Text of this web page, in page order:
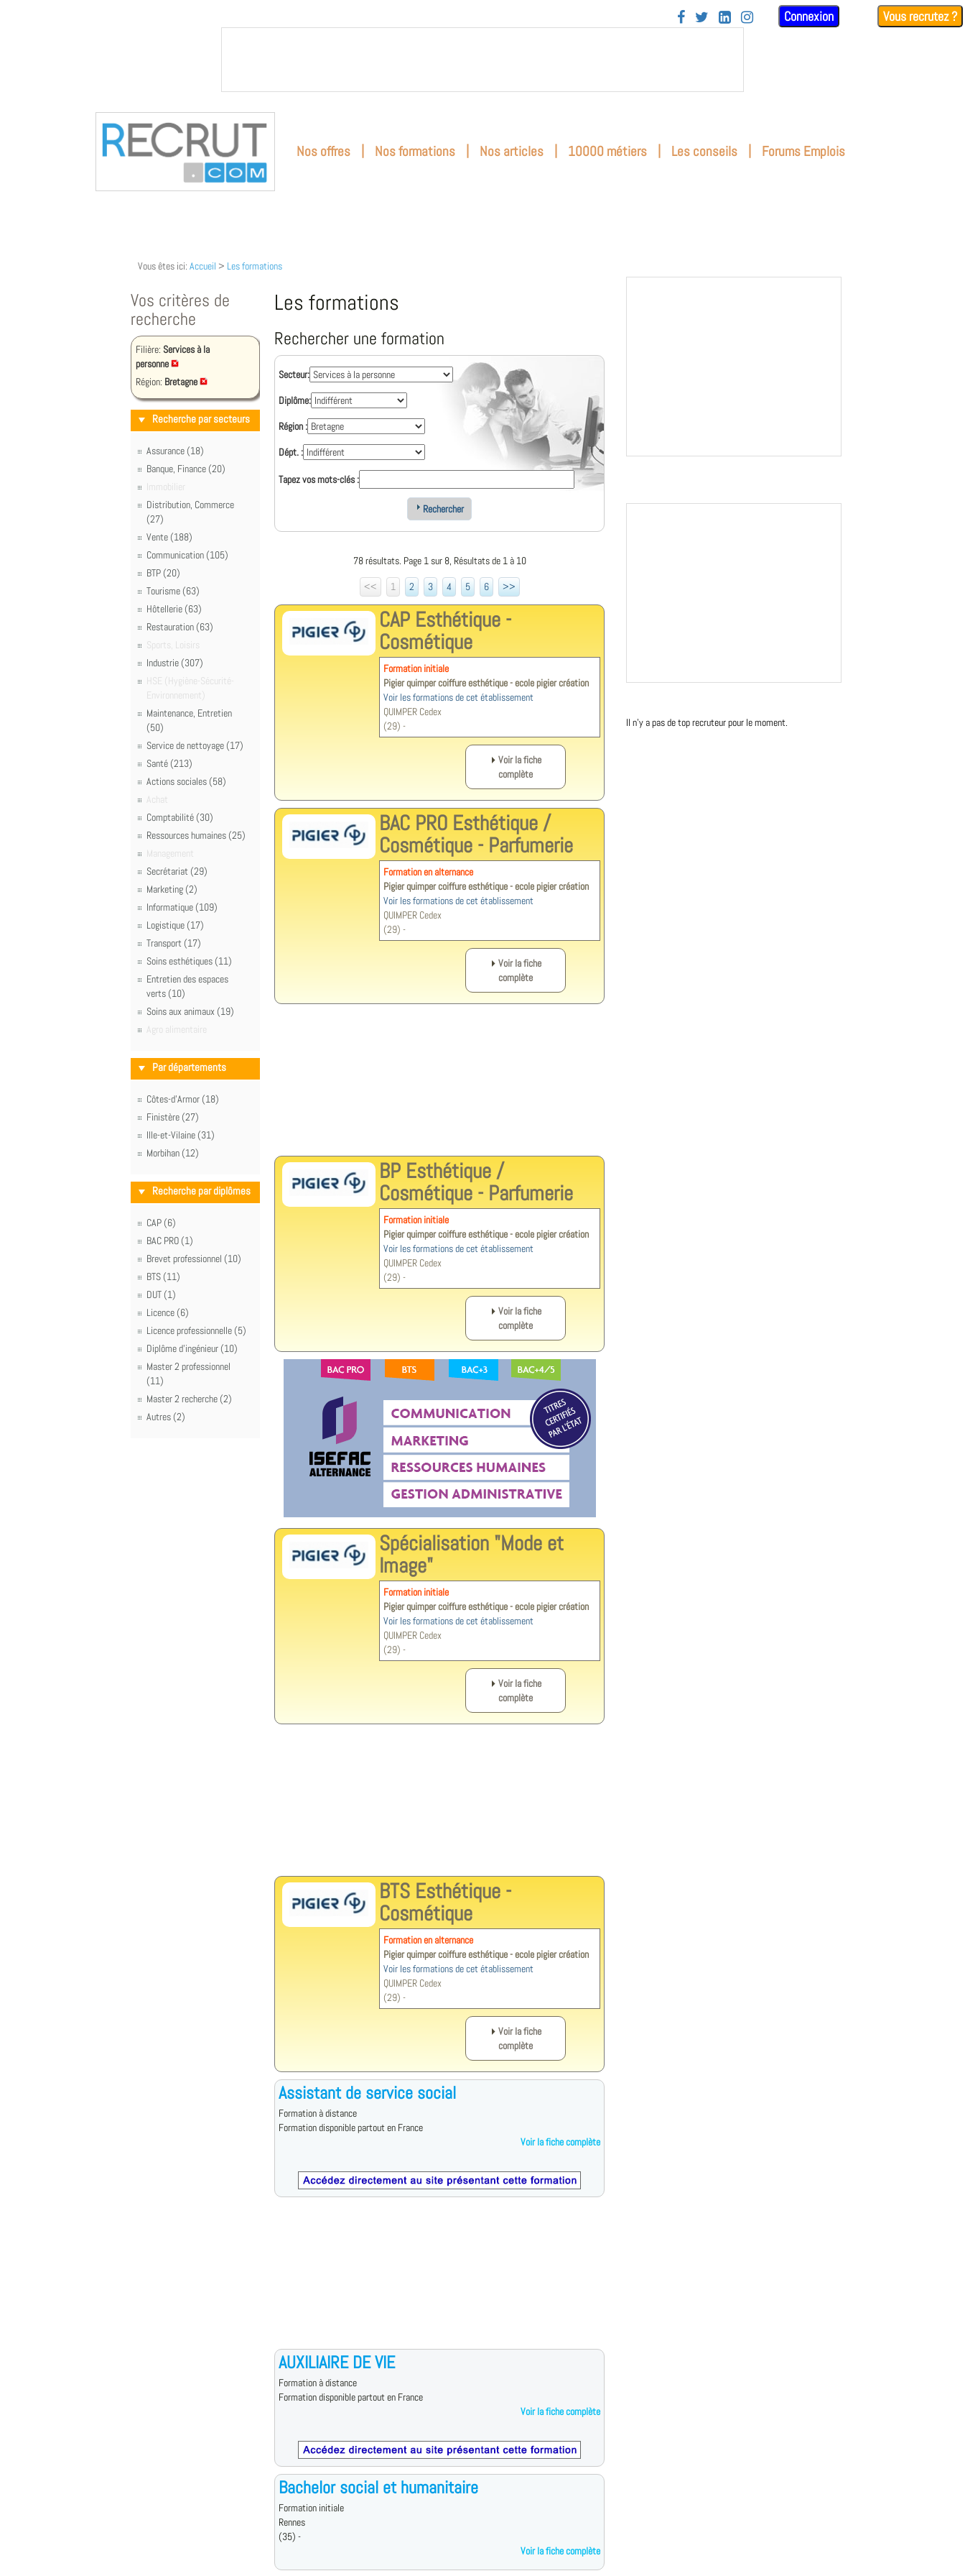
    Connexion Vous recrutez ?
Nos offres | Nos formations | Nos articles | 10000 métiers | Les conseils | Forums Emplois
Vous êtes ici: Accueil > Les formations
Vos critères de
recherche
Filière: Services à la
personne
Région: Bretagne
Recherche par secteurs
Assurance (18)
Banque, Finance (20)
Immobilier
Distribution, Commerce
(27)
Vente (188)
Communication (105)
BTP (20)
Tourisme (63)
Hôtellerie (63)
Restauration (63)
Sports, Loisirs
Industrie (307)
HSE (Hygiène-Sécurité-
Environnement)
Maintenance, Entretien
(50)
Service de nettoyage (17)
Santé (213)
Actions sociales (58)
Achat
Comptabilité (30)
Ressources humaines (25)
Management
Secrétariat (29)
Marketing (2)
Informatique (109)
Logistique (17)
Transport (17)
Soins esthétiques (11)
Entretien des espaces
verts (10)
Soins aux animaux (19)
Agro alimentaire
Par départements
Côtes-d'Armor (18)
Finistère (27)
Ille-et-Vilaine (31)
Morbihan (12)
Recherche par diplômes
CAP (6)
BAC PRO (1)
Brevet professionnel (10)
BTS (11)
DUT (1)
Licence (6)
Licence professionnelle (5)
Diplôme d'ingénieur (10)
Master 2 professionnel
(11)
Master 2 recherche (2)
Autres (2)
Les formations
Rechercher une formation
Secteur:
Diplôme:
Région :
Dépt. :
Tapez vos mots-clés :
Rechercher
78 résultats. Page 1 sur 8, Résultats de 1 à 10
<<
1 2 3 4 5 6 >>
CAP Esthétique -
Cosmétique
Formation initiale
Pigier quimper coiffure esthétique - ecole pigier création
Voir les formations de cet établissement
QUIMPER Cedex
(29) -
Voir la fiche
complète
BAC PRO Esthétique /
Cosmétique - Parfumerie
Formation en alternance
Pigier quimper coiffure esthétique - ecole pigier création
Voir les formations de cet établissement
QUIMPER Cedex
(29) -
Voir la fiche
complète
BP Esthétique /
Cosmétique - Parfumerie
Formation initiale
Pigier quimper coiffure esthétique - ecole pigier création
Voir les formations de cet établissement
QUIMPER Cedex
(29) -
Voir la fiche
complète
Spécialisation "Mode et
Image"
Formation initiale
Pigier quimper coiffure esthétique - ecole pigier création
Voir les formations de cet établissement
QUIMPER Cedex
(29) -
Voir la fiche
complète
BTS Esthétique -
Cosmétique
Formation en alternance
Pigier quimper coiffure esthétique - ecole pigier création
Voir les formations de cet établissement
QUIMPER Cedex
(29) -
Voir la fiche
complète
Assistant de service social
Formation à distance
Formation disponible partout en France
Voir la fiche complète
AUXILIAIRE DE VIE
Formation à distance
Formation disponible partout en France
Voir la fiche complète
Bachelor social et humanitaire
Formation initiale
Rennes
(35) -
Voir la fiche complète
Il n'y a pas de top recruteur pour le moment.